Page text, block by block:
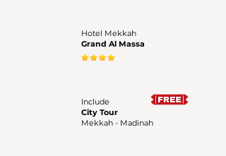
Hotel Mekkah
Grand Al Massa
Include
City Tour
Mekkah - Madinah